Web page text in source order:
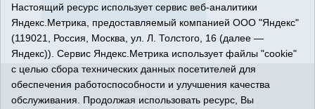
© 2026 Сетевое издание «Ишимская правда». 16+. Все
права защищены.
© При использовании материалов ссылка обязательна.
Настоящий ресурс использует сервис веб-аналитики
Яндекс.Метрика, предоставляемый компанией ООО "Яндекс"
(119021, Россия, Москва, ул. Л. Толстого, 16 (далее —
Яндекс)). Сервис Яндекс.Метрика использует файлы "cookie"
с целью сбора технических данных посетителей для
обеспечения работоспособности и улучшения качества
обслуживания. Продолжая использовать ресурс, Вы